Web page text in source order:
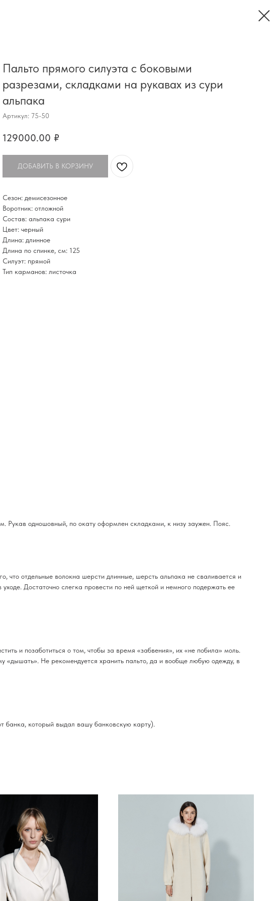
Пальто прямого силуэта с боковыми
разрезами, складками на рукавах из сури
альпака
Артикул: 75-50
129000.00 ₽
ДОБАВИТЬ В КОРЗИНУ
Сезон: демисезонное
Воротник: отложной
Состав: альпака сури
Цвет: черный
Длина: длинное
Длина по спинке, см: 125
Силуэт: прямой
Тип карманов: листочка
Рукав одношовный, по окату оформлен складками, к низу заужен. Пояс.
что отдельные волокна шерсти длинные, шерсть альпака не сваливается и
Достаточно слегка провести по ней щеткой и немного подержать ее
и позаботиться о том, чтобы за время «забвения», их «не побила» моль.
«дышать». Не рекомендуется хранить пальто, да и вообще любую одежду, в
банка, который выдал вашу банковскую карту).